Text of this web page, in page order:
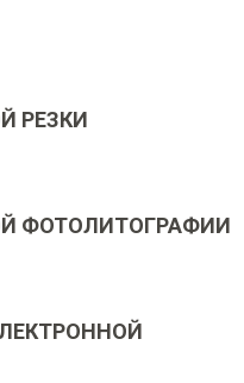
РЕЗКИ
ФОТОЛИТОГРАФИИ